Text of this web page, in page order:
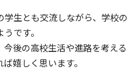
生とも交流しながら、学校の
です。
後の高校生活や進路を考える
嬉しく思います。